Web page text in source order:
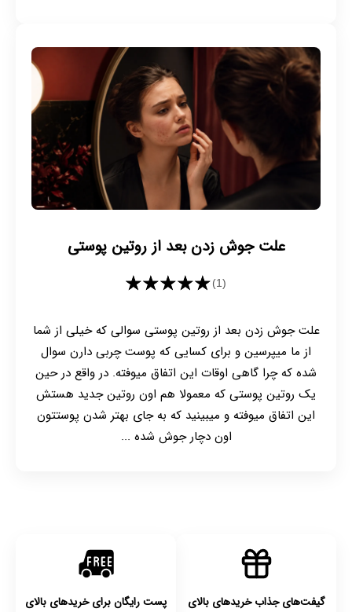
علت جوش زدن بعد از روتین پوستی
★★★★★(1)
علت جوش زدن بعد از روتین پوستی سوالی که خیلی از شما
از ما میپرسین و برای کسایی که پوست چربی دارن سوال
شده که چرا گاهی اوقات این اتفاق میوفته. در واقع در حین
یک روتین پوستی که معمولا هم اون روتین جدید هستش
این اتفاق میوفته و میبینید که به جای بهتر شدن پوستتون
اون دچار جوش شده ...
گیفت‌های جذاب خریدهای بالای
پست رایگان برای خریدهای بالای